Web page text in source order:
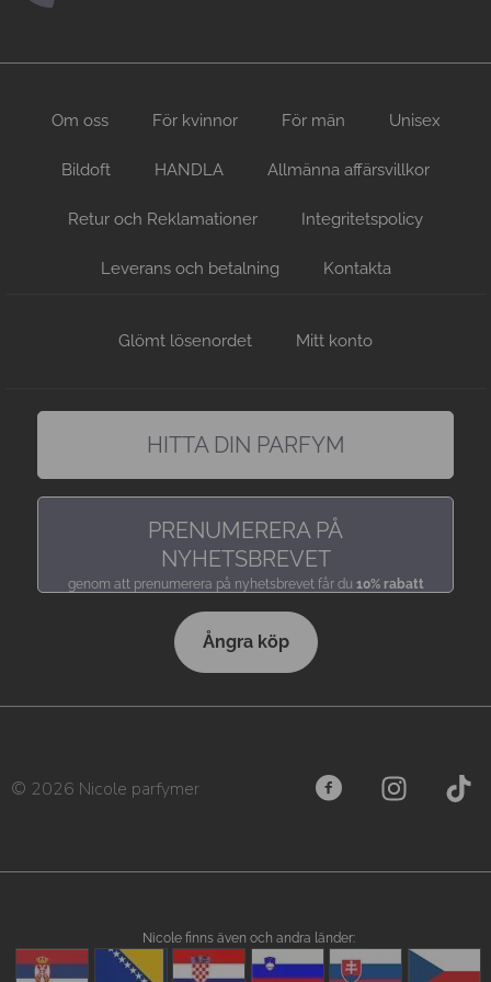
Om oss För kvinnor För män Unisex
Bildoft HANDLA Allmänna affärsvillkor
Retur och Reklamationer Integritetspolicy
Leverans och betalning Kontakta
Glömt lösenordet Mitt konto
HITTA DIN PARFYM
PRENUMERERA PÅ
NYHETSBREVET
genom att prenumerera på nyhetsbrevet får du 10% rabatt
Ångra köp
© 2026 Nicole parfymer
Nicole finns även och andra länder: